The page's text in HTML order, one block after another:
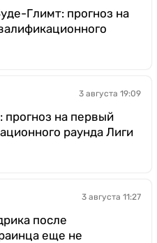
Глимт: прогноз на
3 августа 19:09
на первый
раунда Лиги
3 августа 11:27
после
еще не